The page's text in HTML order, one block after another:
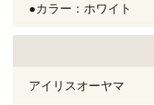
●カラー：ホワイト
アイリスオーヤマ